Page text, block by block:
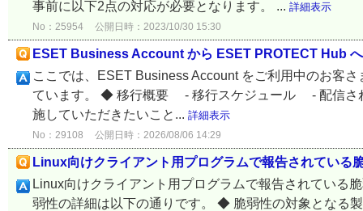
事前に以下2点の対応が必要となります。 ... 詳細表示
No：25954 公開日時：2023/10/30 15:30
ESET Business Account から ESET PROTECT Hub
ここでは、ESET Business Account をご利用中のお客
ています。 ◆ 移行概要 - 移行スケジュール - 配信さ
施していただきたいこと... 詳細表示
No：29108 公開日時：2026/08/06 14:29
Linux向けクライアント用プログラムで報告されている
Linux向けクライアント用プログラムで報告されている
弱性の詳細は以下の通りです。 ◆ 脆弱性の対象とな